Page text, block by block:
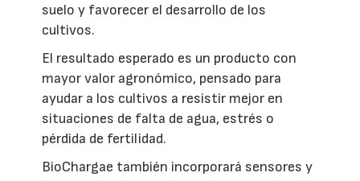
suelo y favorecer el desarrollo de los
cultivos.
El resultado esperado es un producto con
mayor valor agronómico, pensado para
ayudar a los cultivos a resistir mejor en
situaciones de falta de agua, estrés o
pérdida de fertilidad.
BioChargae también incorporará sensores y